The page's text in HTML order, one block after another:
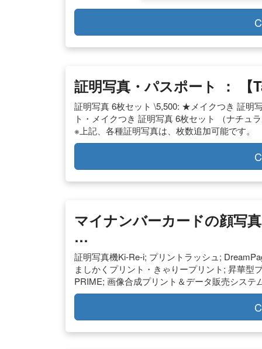
証明写真・パスポート ： 【
証明写真 6枚セット \5,500: ★メイクつき 証明
ト・メイクつき 証明写真 6枚セット （ナチュ
※上記、各種証明写真は、枚数追加可能です。
マイナンバーカードの顔写
…
証明写真機Ki-Re-i; プリントラッシュ;
ましかくプリント・きゃりープリント; 昇華型
PRIME; 画像合成プリント＆データ販売シス